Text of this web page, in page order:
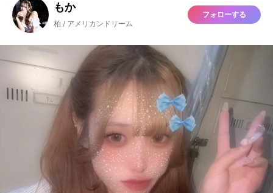
もか
柏 / アメリカンドリーム
フォローする